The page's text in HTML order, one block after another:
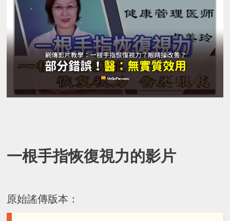
一根手指恢復視力的影片
原始謠傳版本：